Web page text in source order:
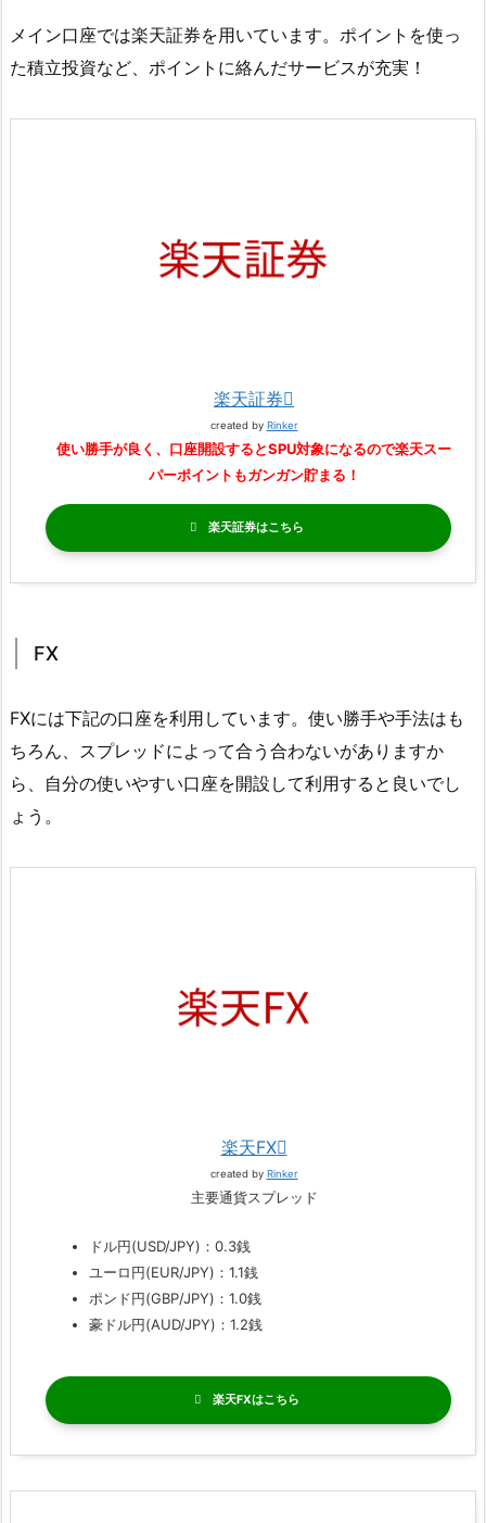
メイン口座では楽天証券を用いています。ポイントを使っ
た積立投資など、ポイントに絡んだサービスが充実！
楽天証券
created by Rinker
使い勝手が良く、口座開設するとSPU対象になるので楽天スー
パーポイントもガンガン貯まる！
楽天証券
FX
FXには下記の口座を利用しています。使い勝手や手法はも
ちろん、スプレッドによって合う合わないがありますか
ら、自分の使いやすい口座を開設して利用すると良いでし
ょう。
楽天FX
created by Rinker
主要通貨スプレッド
ドル円(USD/JPY)：0.3銭
ユーロ円(EUR/JPY)：1.1銭
ポンド円(GBP/JPY)：1.0銭
豪ドル円(AUD/JPY)：1.2銭
楽天FX